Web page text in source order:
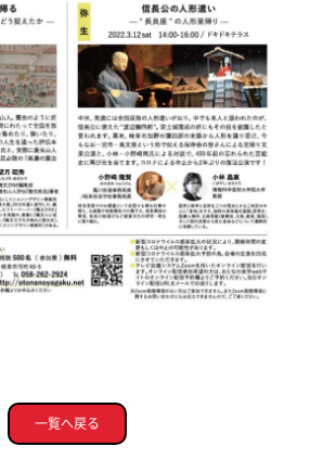
一覧へ戻る